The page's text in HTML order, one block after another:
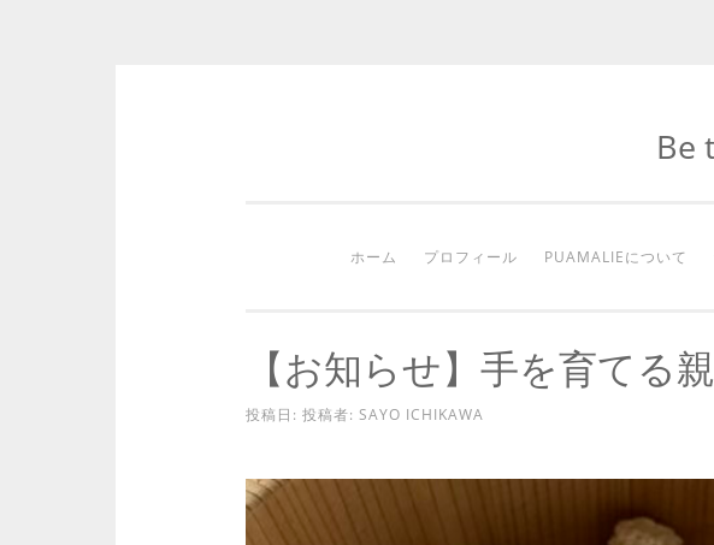
ッ
Be
ホーム プロフィール PUAMALIEについて
【お知らせ】手を育てる
投稿日: 投稿者: SAYO ICHIKAWA